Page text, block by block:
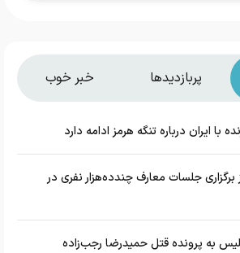
پربازدیدها خبر خوب
با ایران درباره تنگه هرمز ادامه دارد
جلسات معارف چندده‌هزار نفری در
به پرونده قتل حمیدرضا رجب‌زاده